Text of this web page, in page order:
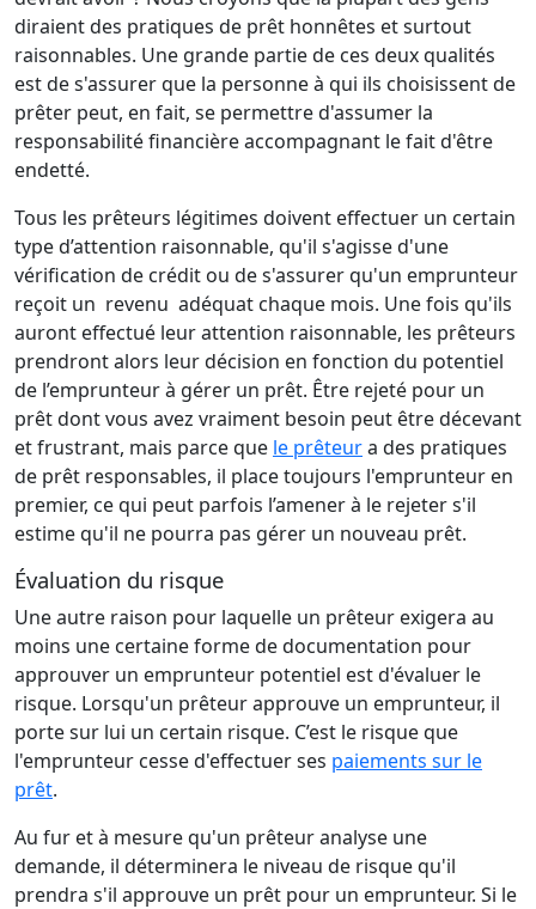
diraient des pratiques de prêt honnêtes et surtout
raisonnables. Une grande partie de ces deux qualités
est de s'assurer que la personne à qui ils choisissent de
prêter peut, en fait, se permettre d'assumer la
responsabilité financière accompagnant le fait d'être
endetté.
Tous les prêteurs légitimes doivent effectuer un certain
type d’attention raisonnable, qu'il s'agisse d'une
vérification de crédit ou de s'assurer qu'un emprunteur
reçoit un revenu adéquat chaque mois. Une fois qu'ils
auront effectué leur attention raisonnable, les prêteurs
prendront alors leur décision en fonction du potentiel
de l’emprunteur à gérer un prêt. Être rejeté pour un
prêt dont vous avez vraiment besoin peut être décevant
et frustrant, mais parce que le prêteura des pratiques
de prêt responsables, il place toujours l'emprunteur en
premier, ce qui peut parfois l’amener à le rejeter s'il
estime qu'il ne pourra pas gérer un nouveau prêt.
Évaluation du risque
Une autre raison pour laquelle un prêteur exigera au
moins une certaine forme de documentation pour
approuver un emprunteur potentiel est d'évaluer le
risque. Lorsqu'un prêteur approuve un emprunteur, il
porte sur lui un certain risque. C’est le risque que
l'emprunteur cesse d'effectuer ses paiements sur le
prêt.
Au fur et à mesure qu'un prêteur analyse une
demande, il déterminera le niveau de risque qu'il
prendra s'il approuve un prêt pour un emprunteur. Si le